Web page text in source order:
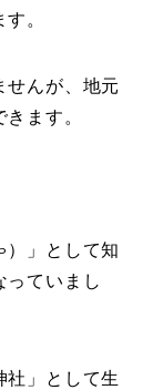
。
せんが、地元
ます。
）」として知
っていまし
社」として生